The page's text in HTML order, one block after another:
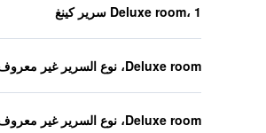
Deluxe room، 1 سرير كينغ
Deluxe room، نوع السرير غير معروف
Deluxe room، نوع السرير غير معروف